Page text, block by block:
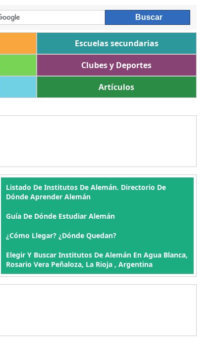
Escuelas secundarias
Clubes y Deportes
Artículos
Listado De Institutos De Alemán. Directorio De
Dónde Aprender Alemán
Guía De Dónde Estudiar Alemán
¿Cómo Llegar? ¿Dónde Quedan?
Elegir Y Buscar Institutos De Alemán En Agua Blanca,
Rosario Vera Peñaloza, La Rioja , Argentina